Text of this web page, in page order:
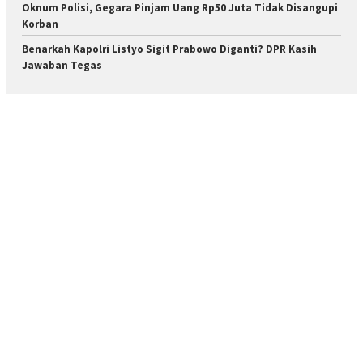
Oknum Polisi, Gegara Pinjam Uang Rp50 Juta Tidak Disangupi
Korban
Benarkah Kapolri Listyo Sigit Prabowo Diganti? DPR Kasih
Jawaban Tegas